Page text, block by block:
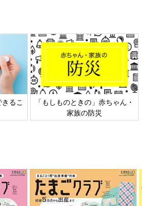
るこ
「もしものときの」赤ちゃん・
家族の防災